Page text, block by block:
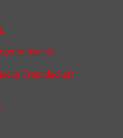
Freundschaft